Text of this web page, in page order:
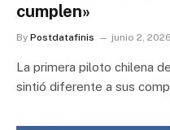
cumplen»
By Postdatafinis junio 2, 2026
La primera piloto chilena
sintió diferente a sus